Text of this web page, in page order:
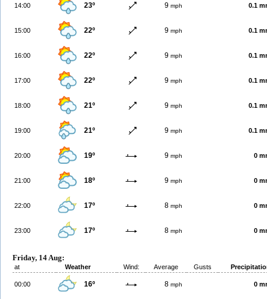
14:00 23º 9 mph 0.1
15:00 22º 9 mph 0.1
16:00 22º 9 mph 0.1
17:00 22º 9 mph 0.1
18:00 21º 9 mph 0.1
19:00 21º 9 mph 0.1
20:00 19º 9 mph 0
21:00 18º 9 mph 0
22:00 17º 8 mph 0
23:00 17º 8 mph 0
Friday, 14 Aug:
at Weather Wind: Average Gusts
00:00 16º 8 mph 0